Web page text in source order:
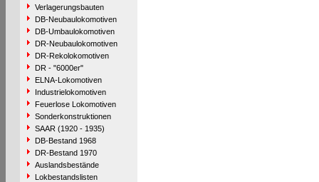
Verlagerungsbauten
DB-Neubaulokomotiven
DB-Umbaulokomotiven
DR-Neubaulokomotiven
DR-Rekolokomotiven
DR - "6000er"
ELNA-Lokomotiven
Industrielokomotiven
Feuerlose Lokomotiven
Sonderkonstruktionen
SAAR (1920 - 1935)
DB-Bestand 1968
DR-Bestand 1970
Auslandsbestände
Lokbestandslisten